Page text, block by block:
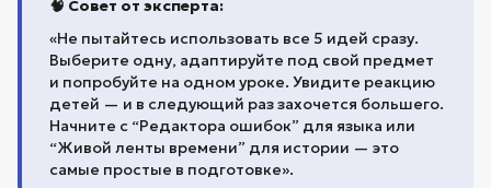
🧠 Совет от эксперта:
«Не пытайтесь использовать все 5 идей сразу.
Выберите одну, адаптируйте под свой предмет
и попробуйте на одном уроке. Увидите реакцию
детей — и в следующий раз захочется большего.
Начните с “Редактора ошибок” для языка или
“Живой ленты времени” для истории — это
самые простые в подготовке».